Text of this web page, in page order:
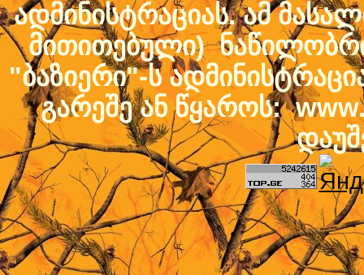
ადმინისტრაციას. ამ
მითითებული)
"ბაზიერი"-ს
გარეშე ან წყაროს: